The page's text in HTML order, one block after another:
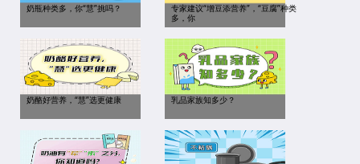
奶瓶种类多，你“慧”挑吗？
专家建议“增豆添营养”，“豆腐”种类
多，你
奶酪好营养，“慧”选更健康 乳品家族知多少？